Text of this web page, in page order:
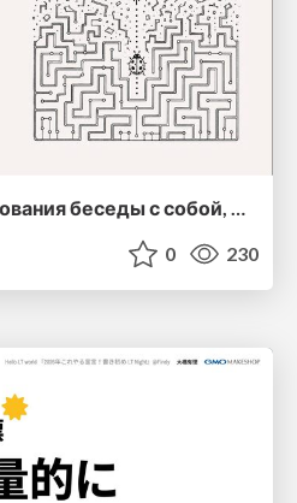
Техники структурирования беседы с собой, заказчиком и командо
0 230